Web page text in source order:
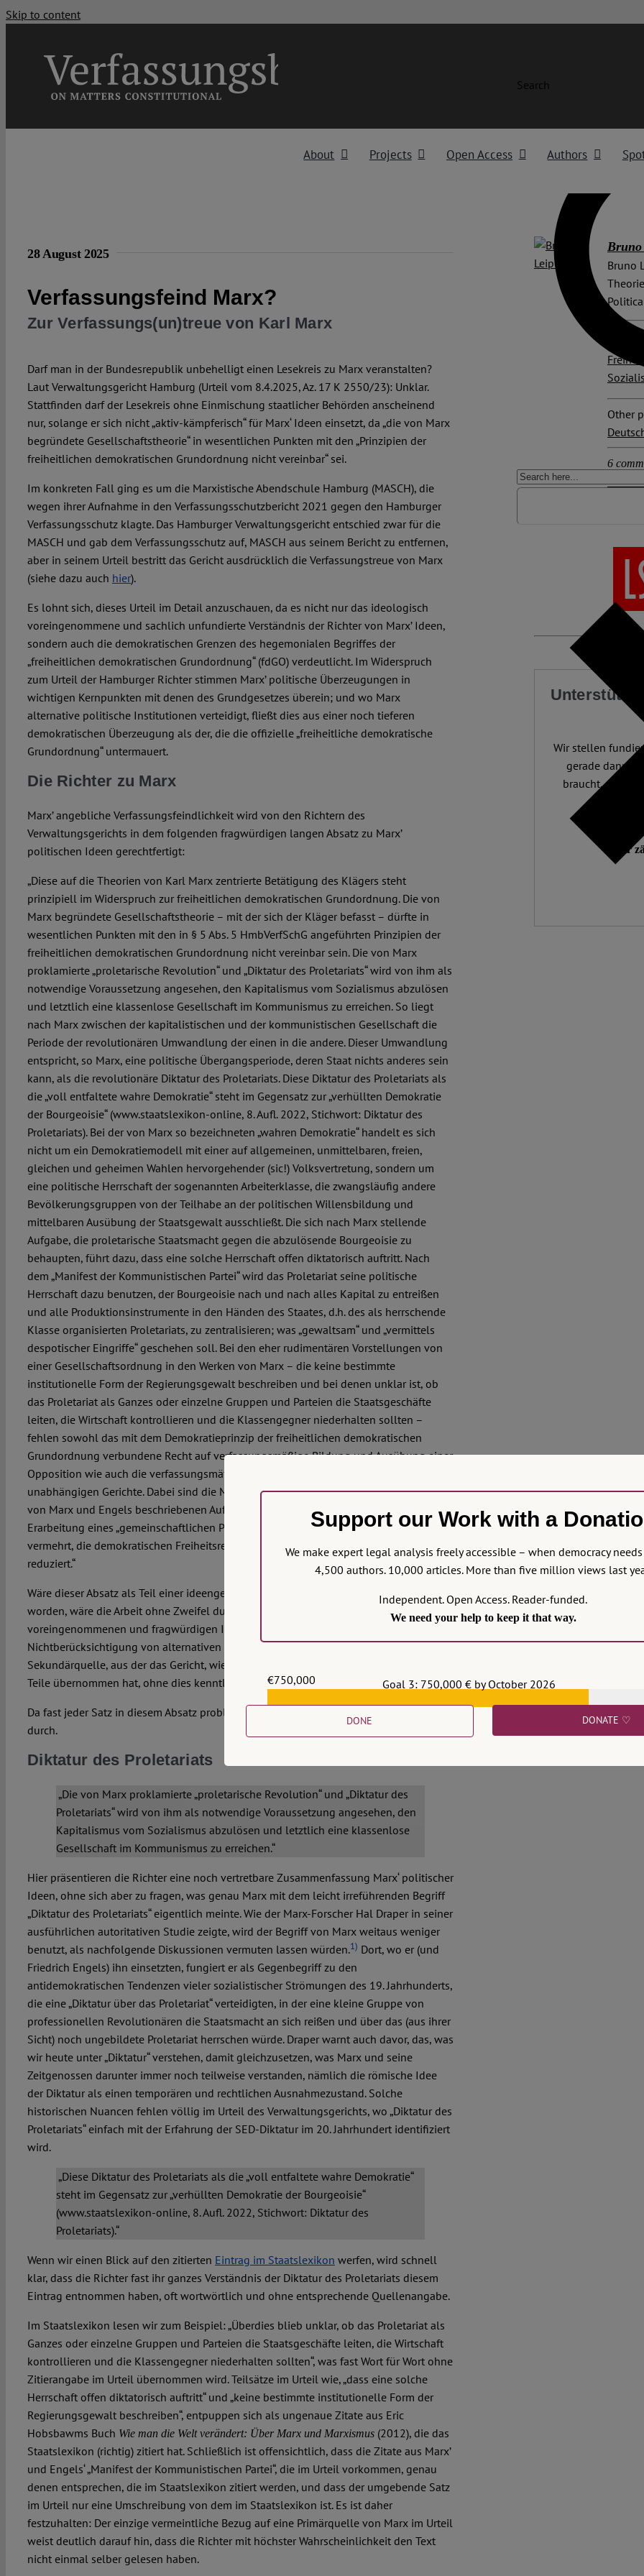
Skip to content
Search
About Projects Open Access Authors
28 August 2025
Verfassungsfeind Marx?
Zur Verfassungs(un)treue von Karl Marx
Darf man in der Bundesrepublik unbehelligt einen Lesekreis zu Marx veranstalten?
Laut Verwaltungsgericht Hamburg (Urteil vom 8.4.2025, Az. 17 K 2550/23): Unklar.
Stattfinden darf der Lesekreis ohne Einmischung staatlicher Behörden anscheinend
nur, solange er sich nicht „aktiv-kämpferisch“ für Marx‘ Ideen einsetzt, da „die von Marx
begründete Gesellschaftstheorie“ in wesentlichen Punkten mit den „Prinzipien der
freiheitlichen demokratischen Grundordnung nicht vereinbar“ sei.
Im konkreten Fall ging es um die Marxistische Abendschule Hamburg (MASCH), die
wegen ihrer Aufnahme in den Verfassungsschutzbericht 2021 gegen den Hamburger
Verfassungsschutz klagte. Das Hamburger Verwaltungsgericht entschied zwar für die
MASCH und gab dem Verfassungsschutz auf, MASCH aus seinem Bericht zu entfernen,
aber in seinem Urteil bestritt das Gericht ausdrücklich die Verfassungstreue von Marx
(siehe dazu auch hier).
Es lohnt sich, dieses Urteil im Detail anzuschauen, da es nicht nur das ideologisch
voreingenommene und sachlich unfundierte Verständnis der Richter von Marx’ Ideen,
sondern auch die demokratischen Grenzen des hegemonialen Begriffes der
„freiheitlichen demokratischen Grundordnung“ (fdGO) verdeutlicht. Im Widerspruch
zum Urteil der Hamburger Richter stimmen Marx’ politische Überzeugungen in
wichtigen Kernpunkten mit denen des Grundgesetzes überein; und wo Marx
alternative politische Institutionen verteidigt, fließt dies aus einer noch tieferen
demokratischen Überzeugung als der, die die offizielle „freiheitliche demokratische
Grundordnung“ untermauert.
Die Richter zu Marx
Marx’ angebliche Verfassungsfeindlichkeit wird von den Richtern des
Verwaltungsgerichts in dem folgenden fragwürdigen langen Absatz zu Marx’
politischen Ideen gerechtfertigt:
„Diese auf die Theorien von Karl Marx zentrierte Betätigung des Klägers steht
prinzipiell im Widerspruch zur freiheitlichen demokratischen Grundordnung. Die von
Marx begründete Gesellschaftstheorie – mit der sich der Kläger befasst – dürfte in
wesentlichen Punkten mit den in § 5 Abs. 5 HmbVerfSchG angeführten Prinzipien der
freiheitlichen demokratischen Grundordnung nicht vereinbar sein. Die von Marx
proklamierte „proletarische Revolution“ und „Diktatur des Proletariats“ wird von ihm als
notwendige Voraussetzung angesehen, den Kapitalismus vom Sozialismus abzulösen
und letztlich eine klassenlose Gesellschaft im Kommunismus zu erreichen. So liegt
nach Marx zwischen der kapitalistischen und der kommunistischen Gesellschaft die
Periode der revolutionären Umwandlung der einen in die andere. Dieser Umwandlung
entspricht, so Marx, eine politische Übergangsperiode, deren Staat nichts anderes sein
kann, als die revolutionäre Diktatur des Proletariats. Diese Diktatur des Proletariats als
die „voll entfaltete wahre Demokratie“ steht im Gegensatz zur „verhüllten Demokratie
der Bourgeoisie“ (www.staatslexikon-online, 8. Aufl. 2022, Stichwort: Diktatur des
Proletariats). Bei der von Marx so bezeichneten „wahren Demokratie“ handelt es sich
nicht um ein Demokratiemodell mit einer auf allgemeinen, unmittelbaren, freien,
gleichen und geheimen Wahlen hervorgehender (sic!) Volksvertretung, sondern um
eine politische Herrschaft der sogenannten Arbeiterklasse, die zwangsläufig andere
Bevölkerungsgruppen von der Teilhabe an der politischen Willensbildung und
mittelbaren Ausübung der Staatsgewalt ausschließt. Die sich nach Marx stellende
Aufgabe, die proletarische Staatsmacht gegen die abzulösende Bourgeoisie zu
behaupten, führt dazu, dass eine solche Herrschaft offen diktatorisch auftritt. Nach
dem „Manifest der Kommunistischen Partei“ wird das Proletariat seine politische
Herrschaft dazu benutzen, der Bourgeoisie nach und nach alles Kapital zu entreißen
und alle Produktionsinstrumente in den Händen des Staates, d.h. des als herrschende
Klasse organisierten Proletariats, zu zentralisieren; was „gewaltsam“ und „vermittels
despotischer Eingriffe“ geschehen soll. Bei den eher rudimentären Vorstellungen von
einer Gesellschaftsordnung in den Werken von Marx – die keine bestimmte
institutionelle Form der Regierungsgewalt beschreiben und bei denen unklar ist, ob
das Proletariat als Ganzes oder einzelne Gruppen und Parteien die Staatsgeschäfte
leiten, die Wirtschaft kontrollieren und die Klassengegner niederhalten sollten –
fehlen sowohl das mit dem Demokratieprinzip der freiheitlichen demokratischen
Grundordnung verbundene Recht auf verfassungsmäßige Bildung und Ausübung einer
Opposition wie auch die verfassungsmäßigen Prinzipien der Gewaltenteilung und der
unabhängigen Gerichte. Dabei sind die Machtbefugnisse und Staatstätigkeiten zu den
von Marx und Engels beschriebenen Aufgaben (u. a. Verstaatlichung der Unternehmen,
Erarbeitung eines „gemeinschaftlichen Plans“, staatliche Kreditinstitute) erheblich
vermehrt, die demokratischen Freiheitsrechte des Einzelnen demgegenüber wesentlich
reduziert.“
Wäre dieser Absatz als Teil einer ideengeschichtlichen Seminararbeit eingereicht
worden, wäre die Arbeit ohne Zweifel durchgefallen: wegen ihrer unzureichenden,
voreingenommenen und fragwürdigen Interpretation von Primärquellen; ihrer
Nichtberücksichtigung von alternativen Quellen und ihrer Berufung auf eine einzige
Sekundärquelle, aus der das Gericht, wie wir sehen werden, allem Anschein nach auch
Teile übernommen hat, ohne dies kenntlich zu machen.
Da fast jeder Satz in diesem Absatz problematisch ist, gehen wir sie am besten einzeln
durch.
Diktatur des Proletariats
„Die von Marx proklamierte „proletarische Revolution“ und „Diktatur des
Proletariats“ wird von ihm als notwendige Voraussetzung angesehen, den
Kapitalismus vom Sozialismus abzulösen und letztlich eine klassenlose
Gesellschaft im Kommunismus zu erreichen.“
Hier präsentieren die Richter eine noch vertretbare Zusammenfassung Marx‘ politischer
Ideen, ohne sich aber zu fragen, was genau Marx mit dem leicht irreführenden Begriff
„Diktatur des Proletariats“ eigentlich meinte. Wie der Marx-Forscher Hal Draper in seiner
ausführlichen autoritativen Studie zeigte, wird der Begriff von Marx weitaus weniger
benutzt, als nachfolgende Diskussionen vermuten lassen würden.1) Dort, wo er (und
Friedrich Engels) ihn einsetzten, fungiert er als Gegenbegriff zu den
antidemokratischen Tendenzen vieler sozialistischer Strömungen des 19. Jahrhunderts,
die eine „Diktatur über das Proletariat“ verteidigten, in der eine kleine Gruppe von
professionellen Revolutionären die Staatsmacht an sich reißen und über das (aus ihrer
Sicht) noch ungebildete Proletariat herrschen würde. Draper warnt auch davor, das, was
wir heute unter „Diktatur“ verstehen, damit gleichzusetzen, was Marx und seine
Zeitgenossen darunter immer noch teilweise verstanden, nämlich die römische Idee
der Diktatur als einen temporären und rechtlichen Ausnahmezustand. Solche
historischen Nuancen fehlen völlig im Urteil des Verwaltungsgerichts, wo „Diktatur des
Proletariats“ einfach mit der Erfahrung der SED-Diktatur im 20. Jahrhundert identifiziert
wird.
„Diese Diktatur des Proletariats als die „voll entfaltete wahre Demokratie“
steht im Gegensatz zur „verhüllten Demokratie der Bourgeoisie“
(www.staatslexikon-online, 8. Aufl. 2022, Stichwort: Diktatur des
Proletariats).“
Wenn wir einen Blick auf den zitierten Eintrag im Staatslexikon werfen, wird schnell
klar, dass die Richter fast ihr ganzes Verständnis der Diktatur des Proletariats diesem
Eintrag entnommen haben, oft wortwörtlich und ohne entsprechende Quellenangabe.
Im Staatslexikon lesen wir zum Beispiel: „Überdies blieb unklar, ob das Proletariat als
Ganzes oder einzelne Gruppen und Parteien die Staatsgeschäfte leiten, die Wirtschaft
kontrollieren und die Klassengegner niederhalten sollten“, was fast Wort für Wort ohne
Zitierangabe im Urteil übernommen wird. Teilsätze im Urteil wie, „dass eine solche
Herrschaft offen diktatorisch auftritt“ und „keine bestimmte institutionelle Form der
Regierungsgewalt beschreiben“, entpuppen sich als ungenaue Zitate aus Eric
Hobsbawms Buch Wie man die Welt verändert: Über Marx und Marxismus(2012), die das
Staatslexikon (richtig) zitiert hat. Schließlich ist offensichtlich, dass die Zitate aus Marx’
und Engels‘ „Manifest der Kommunistischen Partei“, die im Urteil vorkommen, genau
denen entsprechen, die im Staatslexikon zitiert werden, und dass der umgebende Satz
im Urteil nur eine Umschreibung von dem im Staatslexikon ist. Es ist daher
festzuhalten: Der einzige vermeintliche Bezug auf eine Primärquelle von Marx im Urteil
weist deutlich darauf hin, dass die Richter mit höchster Wahrscheinlichkeit den Text
nicht einmal selber gelesen haben.
Bruno
Other
6
Wir stellen
gerade dann,
braucht. 4.500
Wir
Support our Work with a
We make expert legal analysis freely accessible – when democracy
4,500 authors. 10,000 articles. More than five million views last
Independent. Open Access. Reader-funded.
We need your help to keep it that way.
€750,000
Goal 3: 750,000 € by October 2026
DONE DONATE ♡